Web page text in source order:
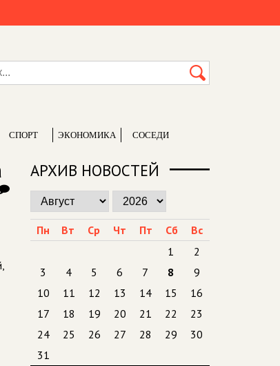
СПОРТ ЭКОНОМИКА СОСЕДИ
АРХИВ НОВОСТЕЙ
Пн Вт Ср Чт Пт Сб
Вс
1
2
3
4 5 6 7 8
9
10
11 12 13 14 15
16
17
18 19 20 21 22
23
24
25 26 27 28 29
30
31